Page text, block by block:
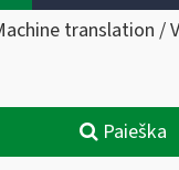
translation
Paieška